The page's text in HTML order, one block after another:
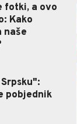
fotki, a ovo
Kako
naše
pobjednik